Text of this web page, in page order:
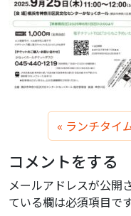
ランチタイ
コメントをする
メールアドレスが公開
ている欄は必須項目で